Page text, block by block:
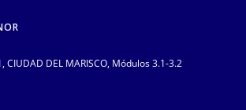
CIUDAD DEL MARISCO, Módulos 3.1-3.2